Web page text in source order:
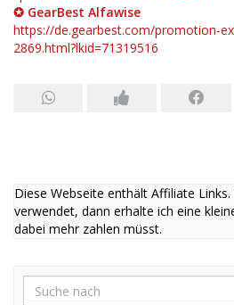
✪ GearBest Alfawise
https://de.gearbest.com/promotion-
2869.html?lkid=71319516
Diese Webseite enthält Affiliate
verwendet, dann erhalte ich eine
dabei mehr zahlen müsst.